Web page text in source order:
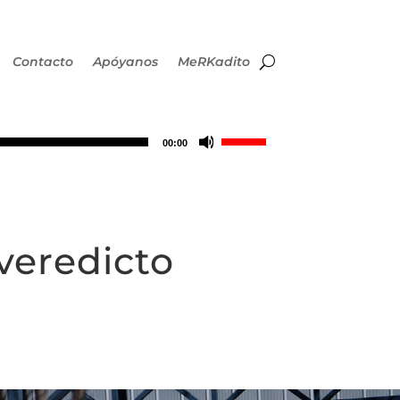
Contacto Apóyanos MeRKadito
00:00
Utiliza